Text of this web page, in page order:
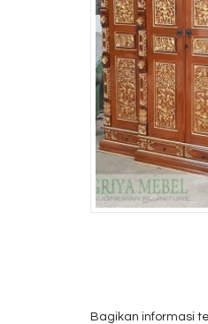
Bagikan informasi